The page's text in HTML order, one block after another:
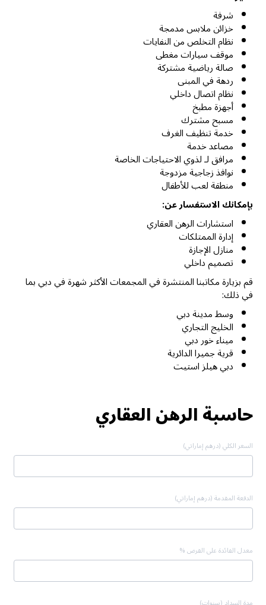
شرفة
خزائن ملابس مدمجة
نظام التخلص من النفايات
موقف سيارات مغطى
صالة رياضية مشتركة
ردهة في المبنى
نظام اتصال داخلي
أجهزة مطبخ
مسبح مشترك
خدمة تنظيف الغرف
مصاعد خدمة
مرافق لـ لذوي الاحتياجات الخاصة
نوافذ زجاجية مزدوجة
منطقة لعب للأطفال
بإمكانك الاستفسار عن:
استشارات الرهن العقاري
إدارة الممتلكات
منازل الإجازة
تصميم داخلي
قم بزيارة مكاتبنا المنتشرة في المجمعات الأكثر شهرة في دبي بما
في ذلك:
وسط مدينة دبي
الخليج التجاري
ميناء خور دبي
قرية جميرا الدائرية
دبي هيلز استيت
حاسبة الرهن العقاري
السعر الكلي (درهم إماراتي)
الدفعة المقدمة (درهم إماراتي)
معدل الفائدة على القرض %